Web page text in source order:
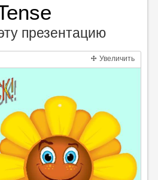
презентацию
Увеличить